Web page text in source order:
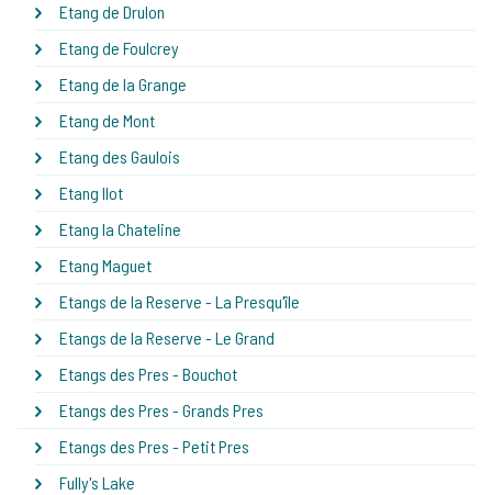
Etang de Drulon
Etang de Foulcrey
Etang de la Grange
Etang de Mont
Etang des Gaulois
Etang Ilot
Etang la Chateline
Etang Maguet
Etangs de la Reserve - La Presqu'île
Etangs de la Reserve - Le Grand
Etangs des Pres - Bouchot
Etangs des Pres - Grands Pres
Etangs des Pres - Petit Pres
Fully's Lake